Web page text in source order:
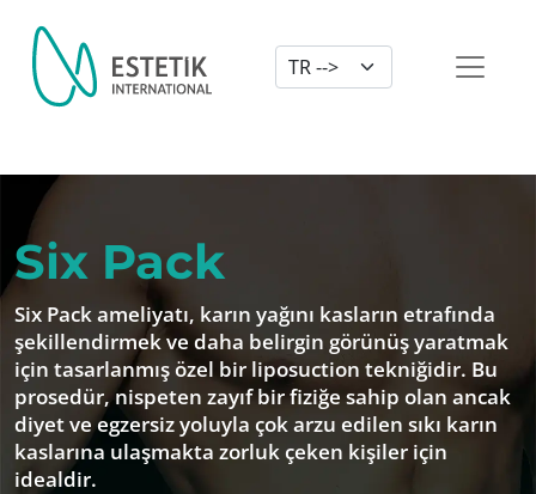
Dil Seçimi
Six Pack
Six Pack ameliyatı, karın yağını kasların etrafında
şekillendirmek ve daha belirgin görünüş yaratmak
için tasarlanmış özel bir liposuction tekniğidir. Bu
prosedür, nispeten zayıf bir fiziğe sahip olan ancak
diyet ve egzersiz yoluyla çok arzu edilen sıkı karın
kaslarına ulaşmakta zorluk çeken kişiler için
idealdir.